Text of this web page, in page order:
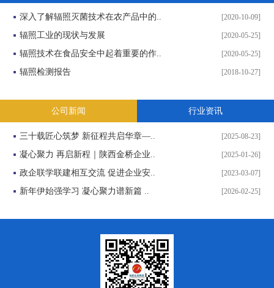
深入了解辐照灭菌技术在农产品中的.. [2020-10-09]
辐照工业的现状与发展 [2020-05-25]
辐照技术在食品安全中起着重要的作.. [2020-05-25]
辐照检测报告 [2018-10-27]
公司新闻 行业资讯
三十载匠心筑梦 新征程共启华章—.. [2025-08-23]
凝心聚力 再启新程｜陕西金桥企业.. [2025-01-26]
政企联学联建相互交流 促进企业安.. [2023-03-07]
新年伊始强学习 凝心聚力谱新篇 .. [2026-02-25]